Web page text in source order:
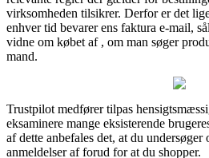
virksomheden tilsikrer. Derfor er det
enhver tid bevarer ens faktura e-mail,
vidne om købet af , om man søger
mand.
Trustpilot medfører tilpas
eksaminere mange eksisterende
af dette anbefales det, at du
anmeldelser af forud for at du shopper.